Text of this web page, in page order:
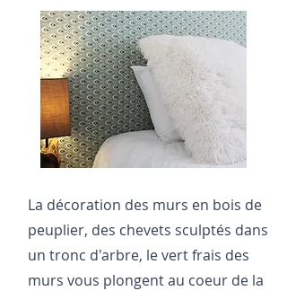
La décoration des murs en bois de
peuplier, des chevets sculptés dans
un tronc d'arbre, le vert frais des
murs vous plongent au coeur de la